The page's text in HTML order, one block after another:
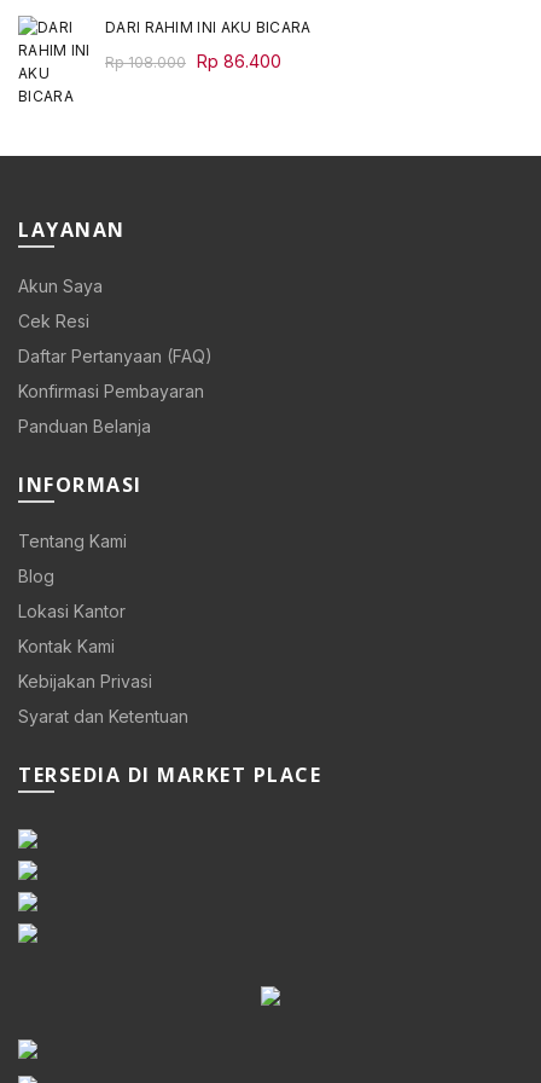
DARI RAHIM INI AKU BICARA
Rp108.000 Original
Rp 86.400
LAYANAN
Akun Saya
Cek Resi
Daftar Pertanyaan (FAQ)
Konfirmasi Pembayaran
Panduan Belanja
INFORMASI
Tentang Kami
Blog
Lokasi Kantor
Kontak Kami
Kebijakan Privasi
Syarat dan Ketentuan
TERSEDIA DI MARKET PLACE